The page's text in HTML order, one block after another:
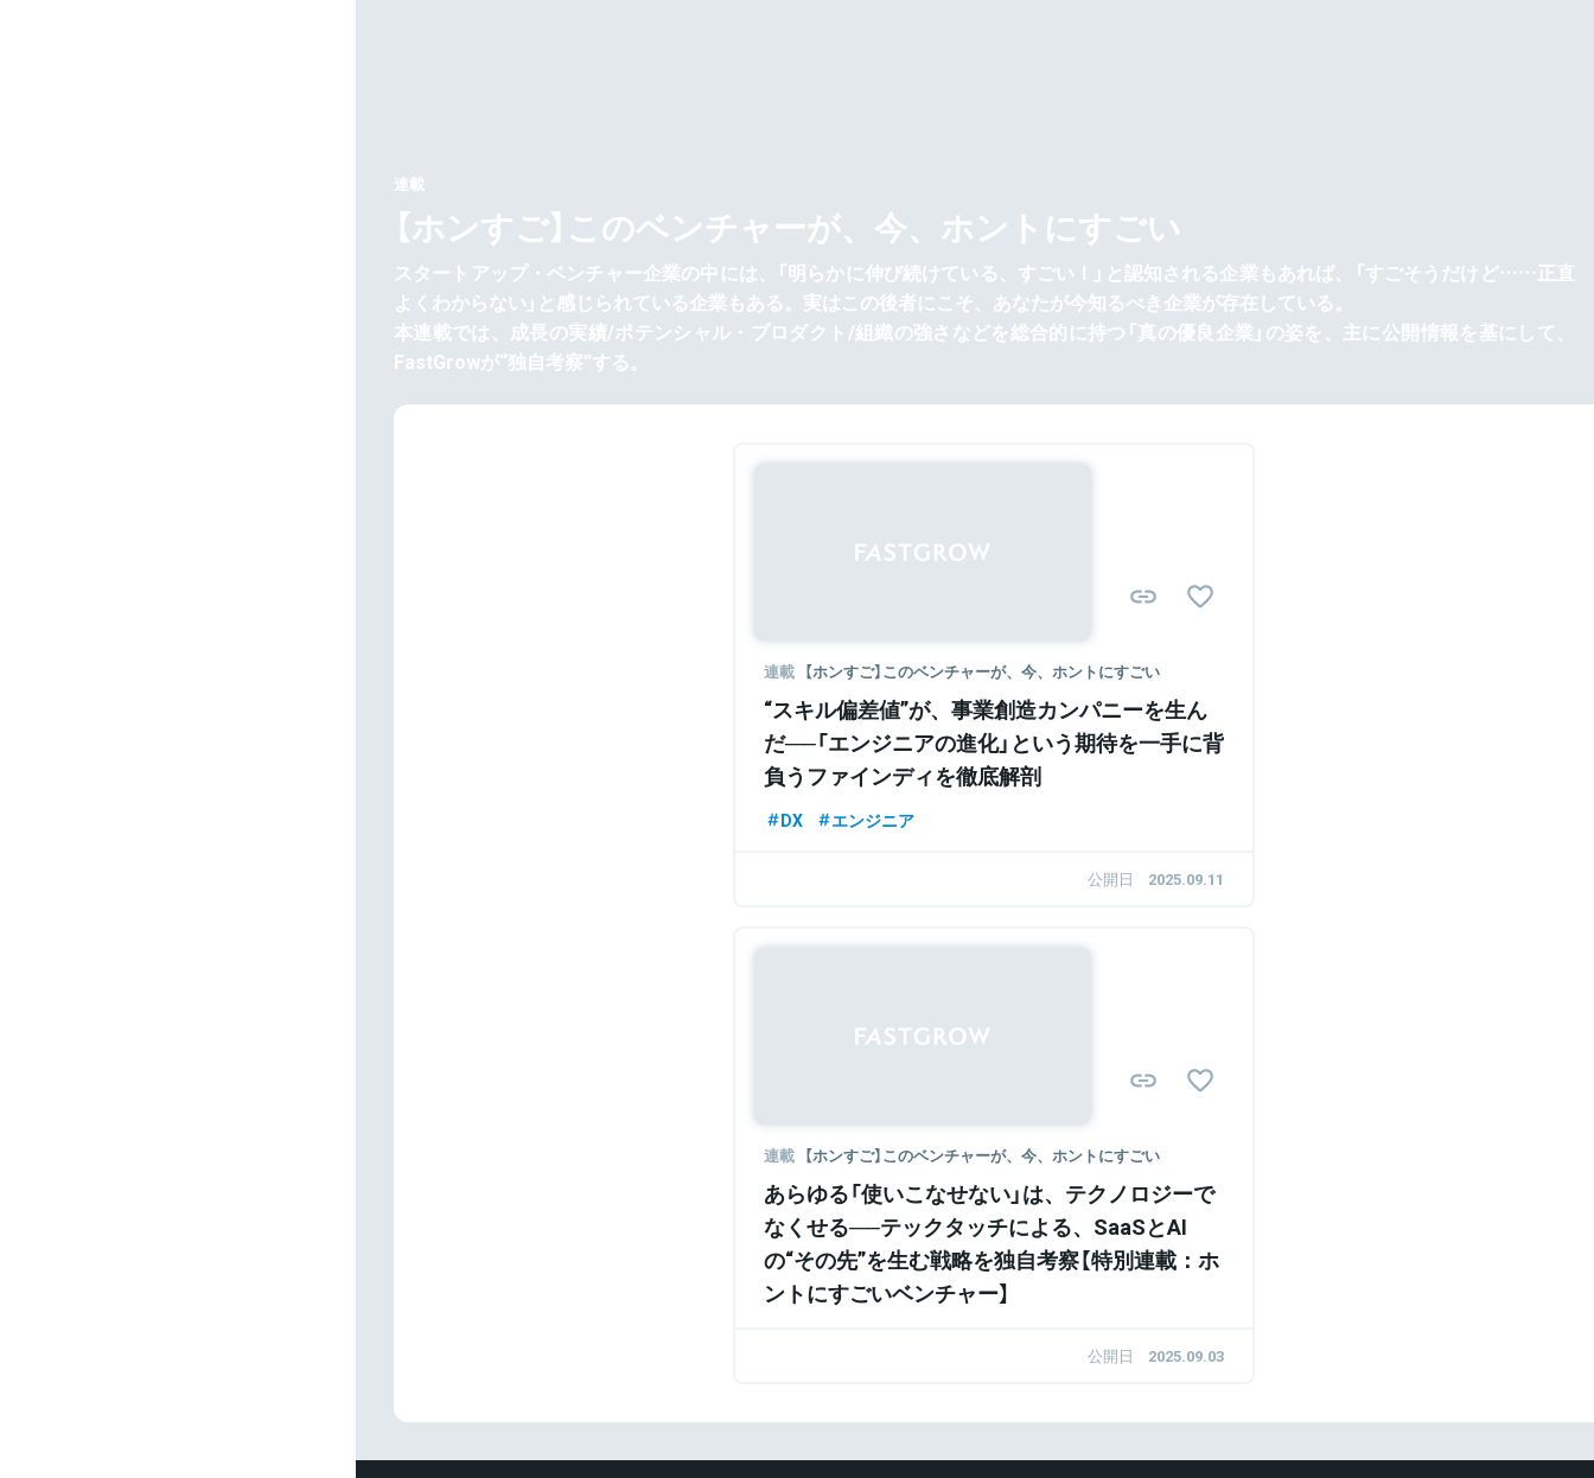
連載
【ホンすご】このベンチャーが、今、ホントにすごい
スタートアップ・ベンチャー企業の中には、「明らかに伸び続けている、すごい！」と認知される企業もあれば、「すごそうだけど……正直
よくわからない」と感じられている企業もある。実はこの後者にこそ、あなたが今知るべき企業が存在している。
本連載では、成長の実績/ポテンシャル・プロダクト/組織の強さなどを総合的に持つ「真の優良企業」の姿を、主に公開情報を基にして、
FastGrowが“独自考察”する。
連載 【ホンすご】このベンチャーが、今、ホントにすごい
“スキル偏差値”が、事業創造カンパニーを生ん
だ──「エンジニアの進化」という期待を一手に背
負うファインディを徹底解剖
DX エンジニア
公開日 2025.09.11
連載 【ホンすご】このベンチャーが、今、ホントにすごい
あらゆる「使いこなせない」は、テクノロジーで
なくせる──テックタッチによる、SaaSとAI
の“その先”を生む戦略を独自考察【特別連載：ホ
ントにすごいベンチャー】
公開日 2025.09.03